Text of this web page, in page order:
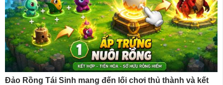
Đảo Rồng Tái Sinh mang đến lối chơi thủ thành và kết